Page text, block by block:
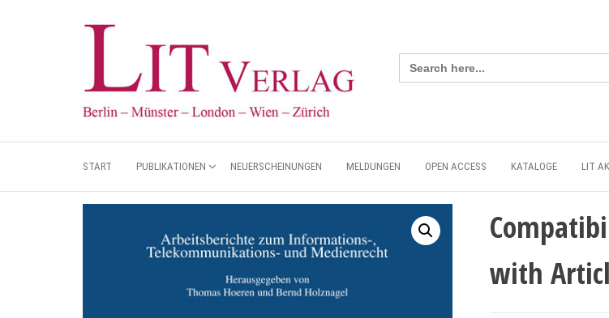
Search
for:
START PUBLIKATIONEN NEUERSCHEINUNGEN MELDUNGEN OPEN ACCESS KATALOGE LIT
with